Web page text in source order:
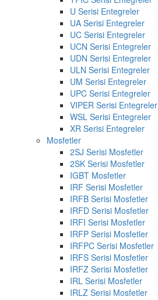
U Serisi Entegreler
UA Serisi Entegreler
UC Serisi Entegreler
UCN Serisi Entegreler
UDN Serisi Entegreler
ULN Serisi Entegreler
UM Serisi Entegreler
UPC Serisi Entegreler
VIPER Serisi Entegreler
WSL Serisi Entegreler
XR Serisi Entegreler
Mosfetler
2SJ Serisi Mosfetler
2SK Serisi Mosfetler
IGBT Mosfetler
IRF Serisi Mosfetler
IRFB Serisi Mosfetler
IRFD Serisi Mosfetler
IRFI Serisi Mosfetler
IRFP Serisi Mosfetler
IRFPC Serisi Mosfetler
IRFS Serisi Mosfetler
IRFZ Serisi Mosfetler
IRL Serisi Mosfetler
IRLZ Serisi Mosfetler